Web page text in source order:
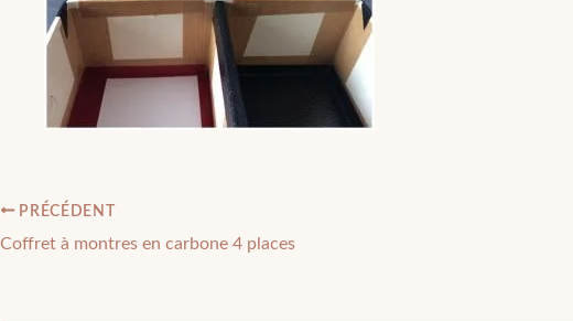
PRÉCÉDENT
Coffret à montres en carbone 4 places